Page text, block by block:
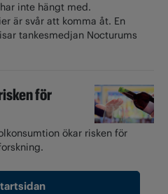
inte hängt med.
är svår att komma åt. En
tankesmedjan Nocturums
för
ökar risken för